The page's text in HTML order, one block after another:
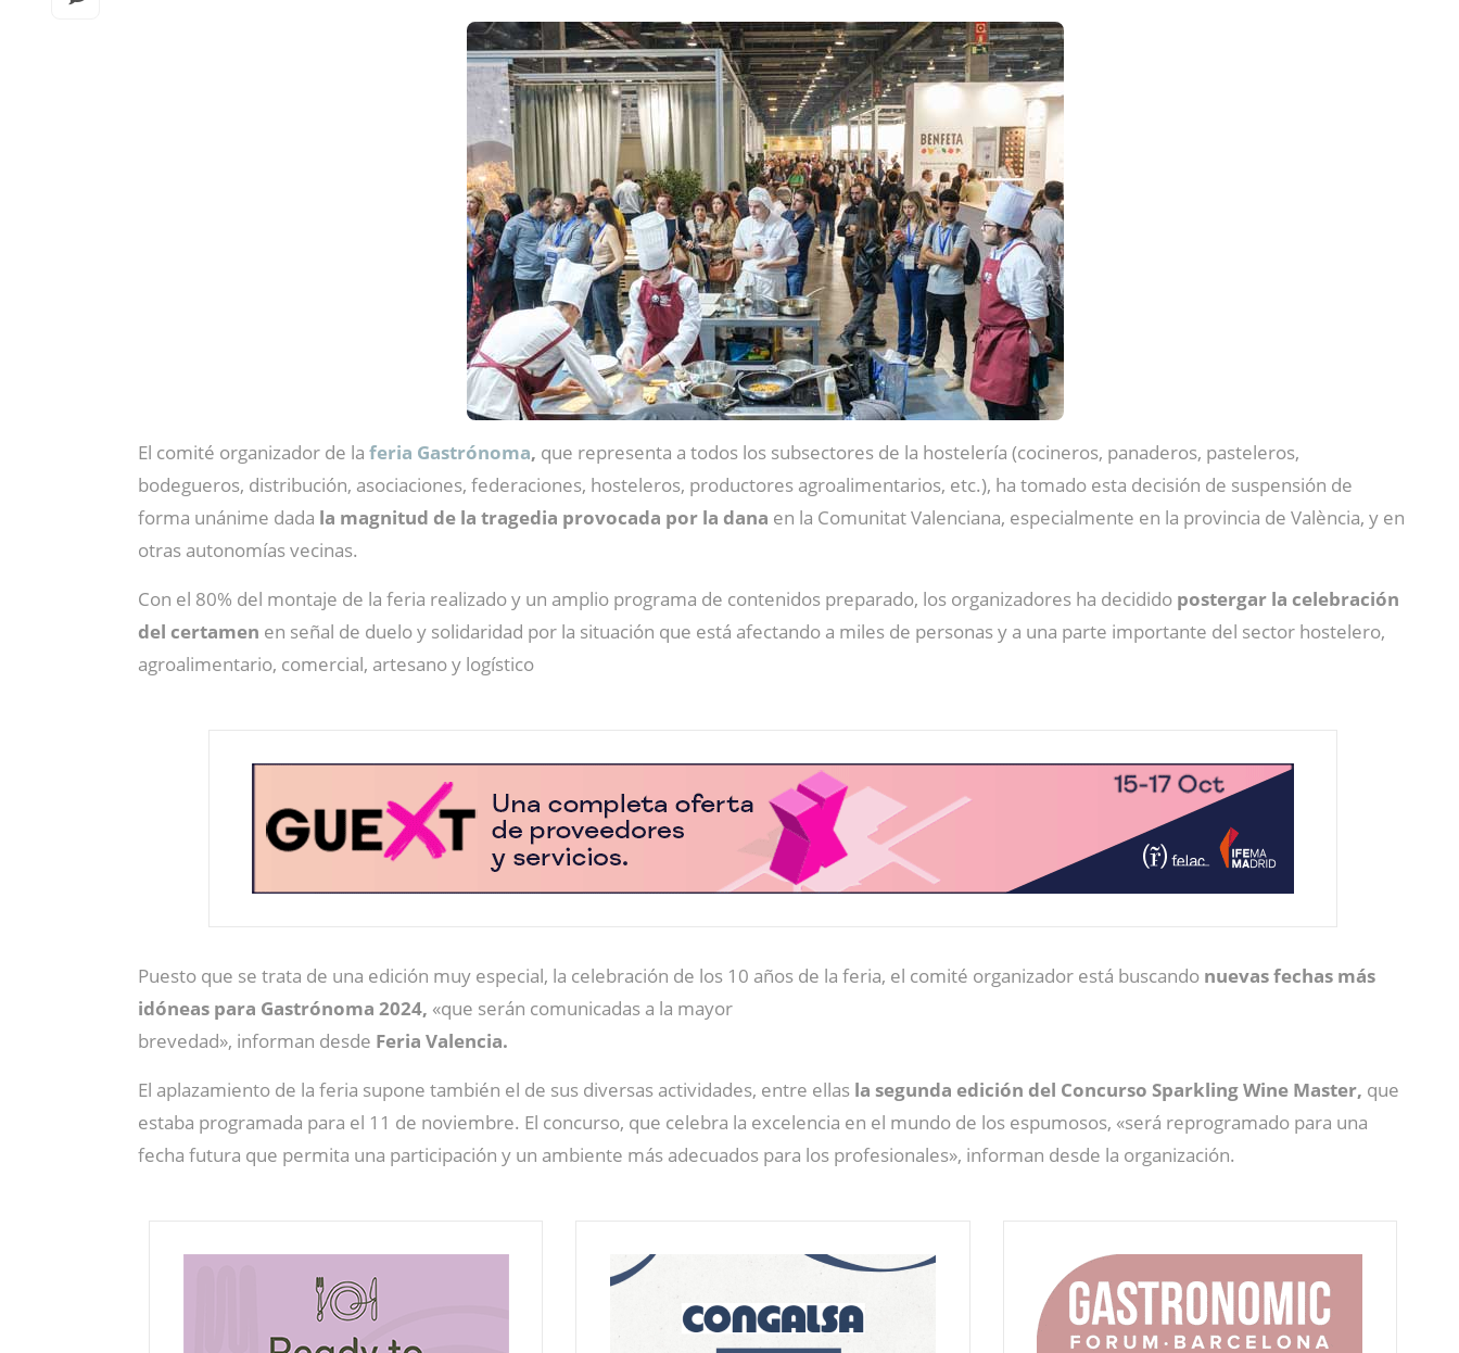
El comité organizador de la feria Gastrónoma, que representa a todos los subsectores de la hostelería (cocineros, panaderos, pasteleros,
bodegueros, distribución, asociaciones, federaciones, hosteleros, productores agroalimentarios, etc.), ha tomado esta decisión de suspensión de
forma unánime dada la magnitud de la tragedia provocada por la dana en la Comunitat Valenciana, especialmente en la provincia de València, y en
otras autonomías vecinas.
Con el 80% del montaje de la feria realizado y un amplio programa de contenidos preparado, los organizadores ha decidido postergar la celebración
del certamen en señal de duelo y solidaridad por la situación que está afectando a miles de personas y a una parte importante del sector hostelero,
agroalimentario, comercial, artesano y logístico
Puesto que se trata de una edición muy especial, la celebración de los 10 años de la feria, el comité organizador está buscando nuevas fechas más
idóneas para Gastrónoma 2024, «que serán comunicadas a la mayor
brevedad», informan desde Feria Valencia.
El aplazamiento de la feria supone también el de sus diversas actividades, entre ellas la segunda edición del Concurso Sparkling Wine Master, que
estaba programada para el 11 de noviembre. El concurso, que celebra la excelencia en el mundo de los espumosos, «será reprogramado para una
fecha futura que permita una participación y un ambiente más adecuados para los profesionales», informan desde la organización.